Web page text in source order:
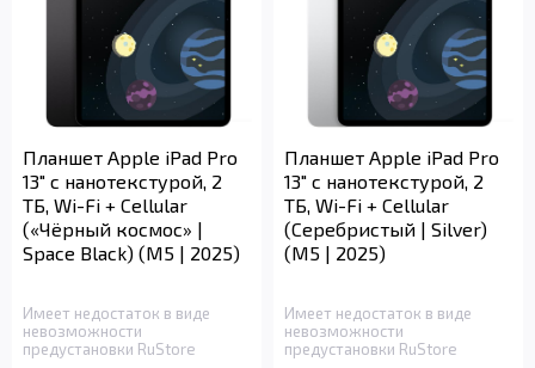
Планшет Apple iPad Pro
13" с нанотекстурой, 2
ТБ, Wi-Fi + Cellular
(«Чёрный космос» |
Space Black) (M5 | 2025)
Имеет недостаток в виде
невозможности
предустановки RuStore
Планшет Apple iPad Pro
13" с нанотекстурой, 2
ТБ, Wi-Fi + Cellular
(Серебристый | Silver)
(M5 | 2025)
Имеет недостаток в виде
невозможности
предустановки RuStore